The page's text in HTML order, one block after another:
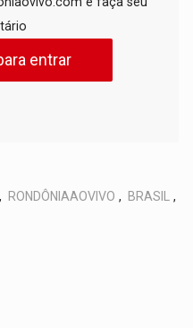
entrar
, RONDÔNIAAOVIVO , BRASIL ,